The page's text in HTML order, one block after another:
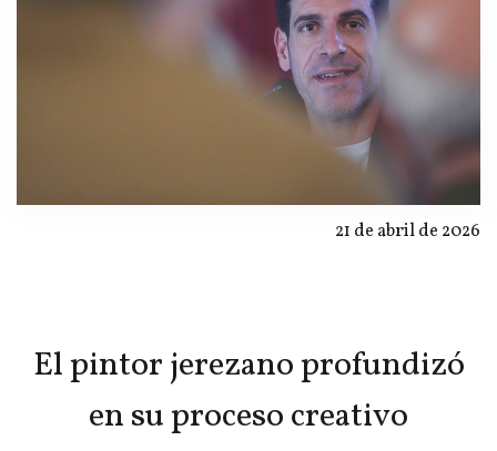
21 de abril de 2026
El pintor jerezano profundizó
en su proceso creativo